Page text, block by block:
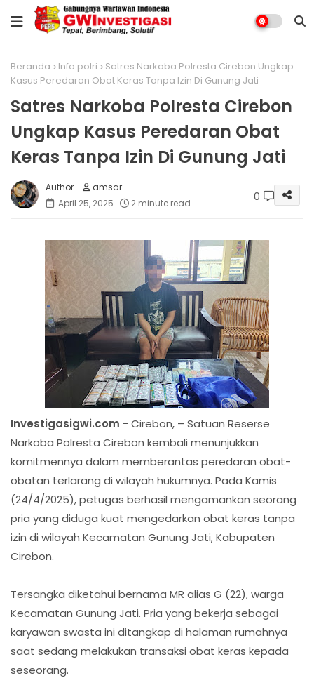
Beranda Info polri
Satres Narkoba Polresta Cirebon Ungkap
Kasus Peredaran Obat Keras Tanpa Izin Di Gunung Jati
Satres Narkoba Polresta Cirebon
Ungkap Kasus Peredaran Obat
Keras Tanpa Izin Di Gunung Jati
amsar
April 25, 2025
2 minute read 0
Investigasigwi.com - Cirebon, – Satuan Reserse
Narkoba Polresta Cirebon kembali menunjukkan
komitmennya dalam memberantas peredaran obat-
obatan terlarang di wilayah hukumnya. Pada Kamis
(24/4/2025), petugas berhasil mengamankan seorang
pria yang diduga kuat mengedarkan obat keras tanpa
izin di wilayah Kecamatan Gunung Jati, Kabupaten
Cirebon.
Tersangka diketahui bernama MR alias G (22), warga
Kecamatan Gunung Jati. Pria yang bekerja sebagai
karyawan swasta ini ditangkap di halaman rumahnya
saat sedang melakukan transaksi obat keras kepada
seseorang.